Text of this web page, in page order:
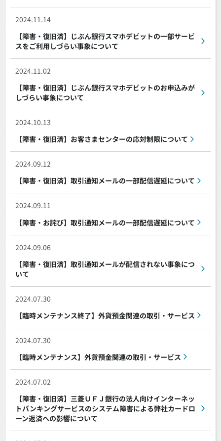
2024.11.14
【障害・復旧済】じぶん銀行スマホデビットの一部サービ
スをご利用しづらい事象について
2024.11.02
【障害・復旧済】じぶん銀行スマホデビットのお申込みが
しづらい事象について
2024.10.13
【障害・復旧済】お客さまセンターの応対制限について
2024.09.12
【障害・復旧済】取引通知メールの一部配信遅延について
2024.09.11
【障害・お詫び】取引通知メールの一部配信遅延について
2024.09.06
【障害・復旧済】取引通知メールが配信されない事象につ
いて
2024.07.30
【臨時メンテナンス終了】外貨預金関連の取引・サービス
2024.07.30
【臨時メンテナンス】外貨預金関連の取引・サービス
2024.07.02
【障害・復旧済】三菱ＵＦＪ銀行の法人向けインターネッ
トバンキングサービスのシステム障害による弊社カードロ
ーン返済への影響について